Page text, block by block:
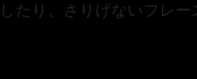
たり、さりげないフレー